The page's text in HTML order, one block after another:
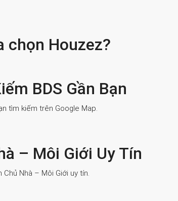
chọn Houzez?
BDS Gần Bạn
tìm kiếm trên Google Map.
– Môi Giới Uy Tín
Nhà – Môi Giới uy tín.